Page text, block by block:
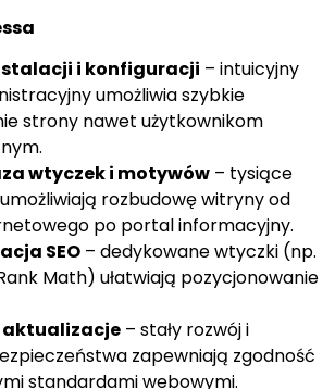
i konfiguracji – intuicyjny
umożliwia szybkie
strony nawet użytkownikom
wtyczek i motywów – tysiące
rozbudowę witryny od
po portal informacyjny.
SEO – dedykowane wtyczki (np.
Math) ułatwiają pozycjonowanie
aktualizacje – stały rozwój i
zapewniają zgodność
standardami webowymi.